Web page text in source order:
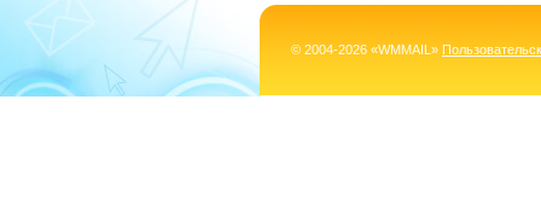
© 2004-2026 «WMMAIL»